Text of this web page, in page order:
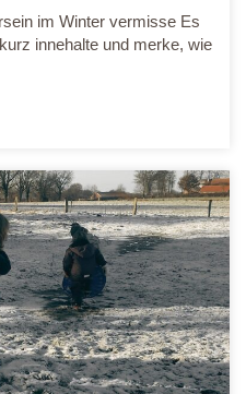
im Winter vermisse Es
innehalte und merke, wie